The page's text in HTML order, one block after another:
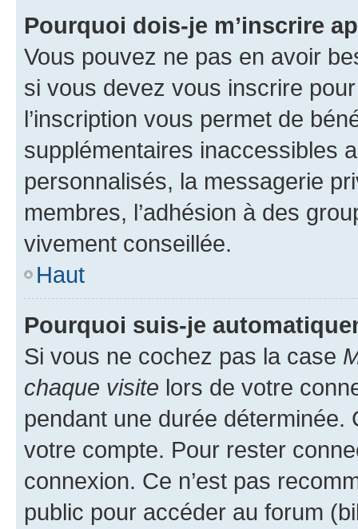
Pourquoi dois-je m’inscrire
Vous pouvez ne pas en avoir
si vous devez vous inscrire
l’inscription vous permet de
supplémentaires inaccessibles
personnalisés, la messagerie
membres, l’adhésion à des
vivement conseillée.
Haut
Pourquoi suis-je
Si vous ne cochez pas la case
chaque visite lors de votre
pendant une durée déterminée.
votre compte. Pour rester
connexion. Ce n’est pas
public pour accéder au forum